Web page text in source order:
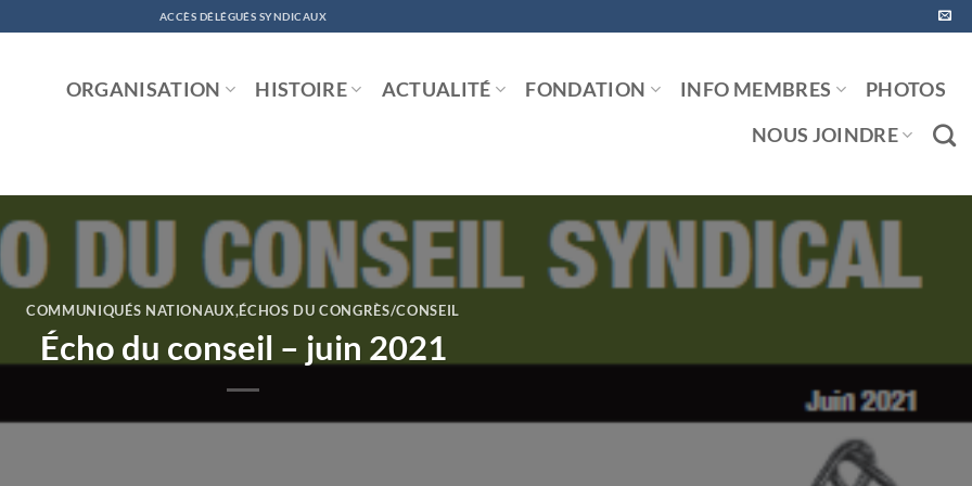
ACCÈS DÉLÉGUÉS SYNDICAUX
ORGANISATION HISTOIRE ACTUALITÉ FONDATION INFO MEMBRES
PHOTOS
NOUS JOINDRE
COMMUNIQUÉS NATIONAUX,ÉCHOS DU CONGRÈS/CONSEIL
Écho du conseil – juin 2021